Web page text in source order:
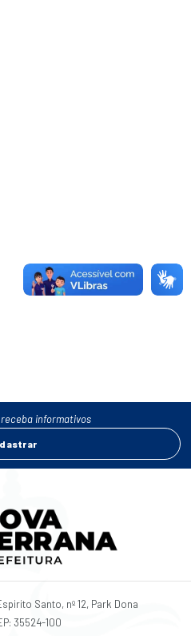
informativos
Santo, nº 12, Park Dona
35524-100